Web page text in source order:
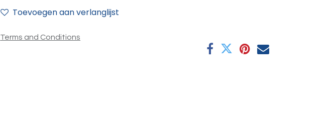
Toevoegen aan verlanglijst
Terms and Conditions